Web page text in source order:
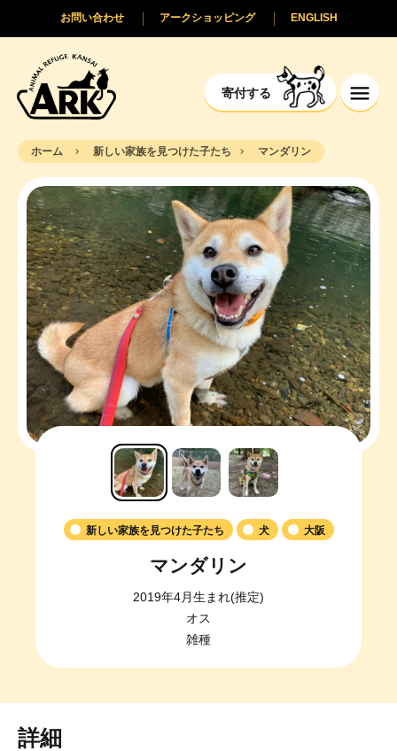
寄付する
ENGLISH
アークショッピング
お問い合わせ
ホーム 新しい家族を見つけた子たち マンダリン
新しい家族を見つけた子たち 犬 大阪
マンダリン
2019年4月生まれ(推定)
オス
雑種
詳細